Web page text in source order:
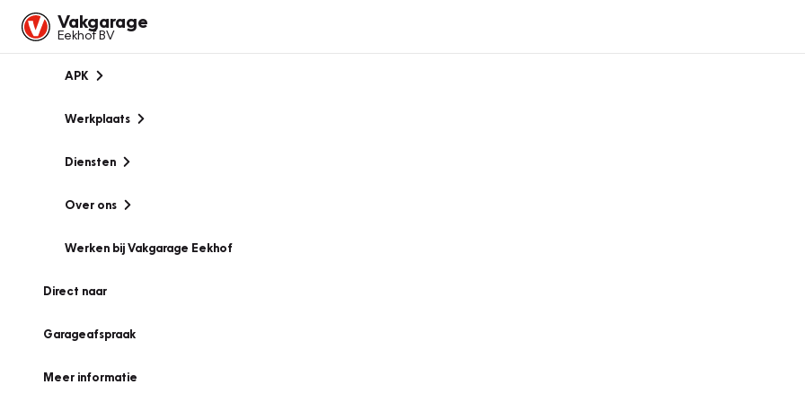
Vakgarage
Eekhof BV
APK
Werkplaats
Diensten
Over ons
Werken bij Vakgarage Eekhof
Direct naar
Garageafspraak
Meer informatie